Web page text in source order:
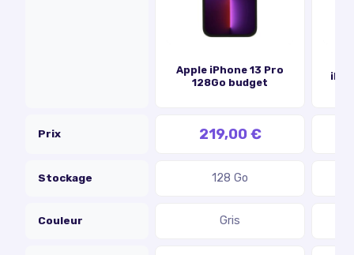
Apple iPhone 13 Pro
128Go budget
Prix 219,00 €
Stockage 128 Go
Couleur Gris